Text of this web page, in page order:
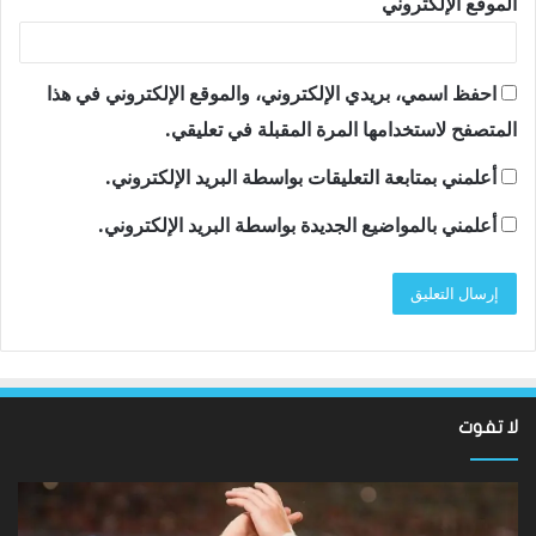
احفظ اسمي، بريدي الإلكتروني، والموقع الإلكتروني في هذا
المتصفح لاستخدامها المرة المقبلة في تعليقي.
أعلمني بمتابعة التعليقات بواسطة البريد الإلكتروني.
أعلمني بالمواضيع الجديدة بواسطة البريد الإلكتروني.
لا تفوت
نتائج
Hundred